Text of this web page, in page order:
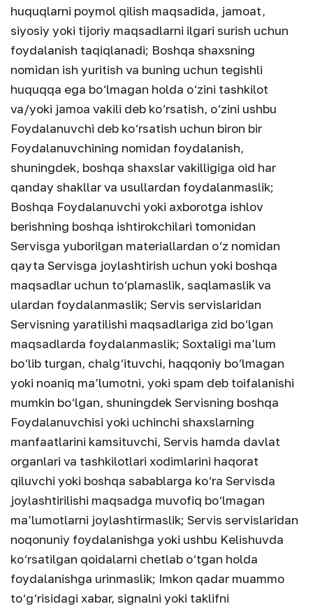
huquqlarni poymol qilish maqsadida, jamoat,
siyosiy yoki tijoriy maqsadlarni ilgari surish uchun
foydalanish taqiqlanadi; Boshqa shaxsning
nomidan ish yuritish va buning uchun tegishli
huquqqa ega bo‘lmagan holda o‘zini tashkilot
va/yoki jamoa vakili deb ko‘rsatish, o‘zini ushbu
Foydalanuvchi deb ko‘rsatish uchun biron bir
Foydalanuvchining nomidan foydalanish,
shuningdek, boshqa shaxslar vakilligiga oid har
qanday shakllar va usullardan foydalanmaslik;
Boshqa Foydalanuvchi yoki axborotga ishlov
berishning boshqa ishtirokchilari tomonidan
Servisga yuborilgan materiallardan o‘z nomidan
qayta Servisga joylashtirish uchun yoki boshqa
maqsadlar uchun to‘plamaslik, saqlamaslik va
ulardan foydalanmaslik; Servis servislaridan
Servisning yaratilishi maqsadlariga zid bo‘lgan
maqsadlarda foydalanmaslik; Soxtaligi ma’lum
bo‘lib turgan, chalg‘ituvchi, haqqoniy bo‘lmagan
yoki noaniq ma’lumotni, yoki spam deb toifalanishi
mumkin bo‘lgan, shuningdek Servisning boshqa
Foydalanuvchisi yoki uchinchi shaxslarning
manfaatlarini kamsituvchi, Servis hamda davlat
organlari va tashkilotlari xodimlarini haqorat
qiluvchi yoki boshqa sabablarga ko‘ra Servisda
joylashtirilishi maqsadga muvofiq bo‘lmagan
ma’lumotlarni joylashtirmaslik; Servis servislaridan
noqonuniy foydalanishga yoki ushbu Kelishuvda
ko‘rsatilgan qoidalarni chetlab o‘tgan holda
foydalanishga urinmaslik; Imkon qadar muammo
to‘g‘risidagi xabar, signalni yoki taklifni